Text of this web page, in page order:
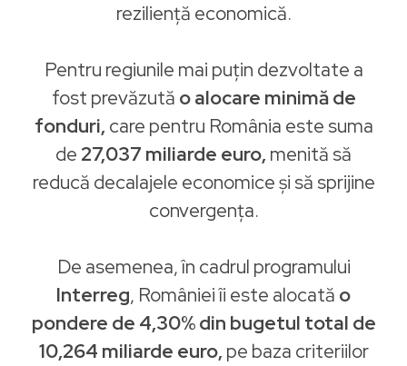
reziliență economică.
Pentru regiunile mai puțin dezvoltate a
fost prevăzută o alocare minimă de
fonduri, care pentru România este suma
de 27,037 miliarde euro, menită să
reducă decalajele economice și să sprijine
convergența.
De asemenea, în cadrul programului
Interreg, României îi este alocată o
pondere de 4,30% din bugetul total de
10,264 miliarde euro, pe baza criteriilor